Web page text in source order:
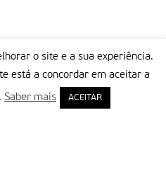
o site e a sua experiência.
está a concordar em aceitar a
Saber mais ACEITAR